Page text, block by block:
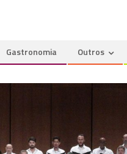
Gastronomia Outros